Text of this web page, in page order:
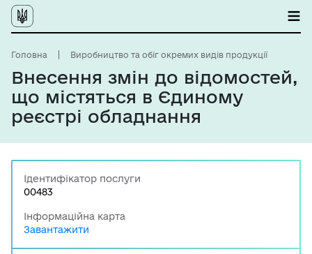
Головна Виробництво та обіг окремих видів продукції
Внесення змін до відомостей,
що містяться в Єдиному
реєстрі обладнання
Ідентифікатор послуги
00483
Інформаційна карта
Завантажити